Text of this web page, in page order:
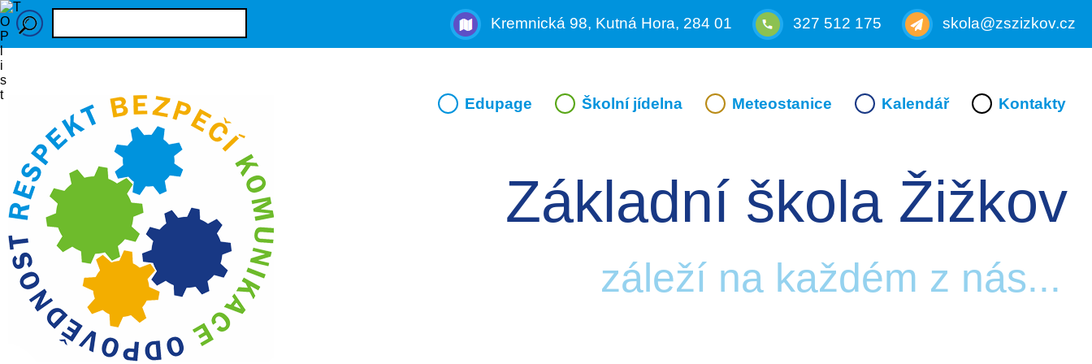
Kremnická 98, Kutná Hora, 284 01 327 512 175 skola@zszizkov.cz
Edupage Školní jídelna Meteostanice Kalendář Kontakty
Základní škola Žižkov
záleží na každém z nás...